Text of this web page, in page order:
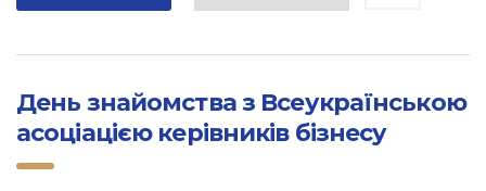
День знайомства з Всеукраїнською
асоціацією керівників бізнесу